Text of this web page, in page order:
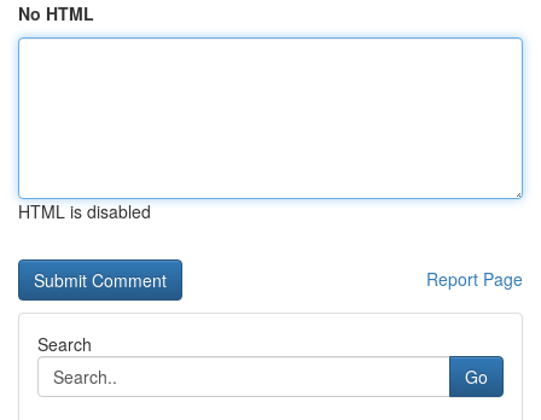
No HTML
HTML is disabled
Report Page
Search
Go